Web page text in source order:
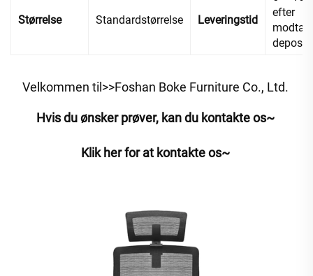
Størrelse Standardstørrelse Leveringstid
efter
Velkommen til>>Foshan Boke Furniture Co., Ltd.
Hvis du ønsker prøver, kan du kontakte os~
Klik her for at kontakte os~